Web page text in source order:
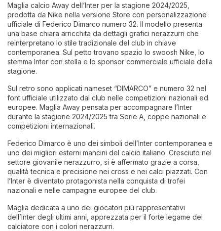
Maglia calcio Away dell’Inter per la stagione 2024/2025,
prodotta da Nike nella versione Store con personalizzazione
ufficiale di Federico Dimarco numero 32. Il modello presenta
una base chiara arricchita da dettagli grafici nerazzurri che
reinterpretano lo stile tradizionale del club in chiave
contemporanea. Sul petto trovano spazio lo swoosh Nike, lo
stemma Inter con stella e lo sponsor commerciale ufficiale della
stagione.
Sul retro sono applicati nameset “DIMARCO” e numero 32 nel
font ufficiale utilizzato dal club nelle competizioni nazionali ed
europee. Maglia Away pensata per accompagnare l’Inter
durante la stagione 2024/2025 tra Serie A, coppe nazionali e
competizioni internazionali.
Federico Dimarco è uno dei simboli dell’Inter contemporanea e
uno dei migliori esterni mancini del calcio italiano. Cresciuto nel
settore giovanile nerazzurro, si è affermato grazie a corsa,
qualità tecnica e precisione nei cross e nei calci piazzati. Con
l’Inter è diventato protagonista nella conquista di trofei
nazionali e nelle campagne europee del club.
Maglia dedicata a uno dei giocatori più rappresentativi
dell’Inter degli ultimi anni, apprezzata per il forte legame del
calciatore con i colori nerazzurri.